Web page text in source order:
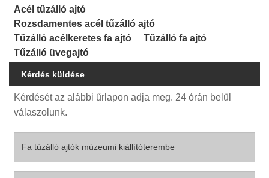
Acél tűzálló ajtó
Rozsdamentes acél tűzálló ajtó
Tűzálló acélkeretes fa ajtó
Tűzálló fa ajtó
Tűzálló üvegajtó
Kérdés küldése
Kérdését az alábbi űrlapon adja meg. 24 órán belül
válaszolunk.